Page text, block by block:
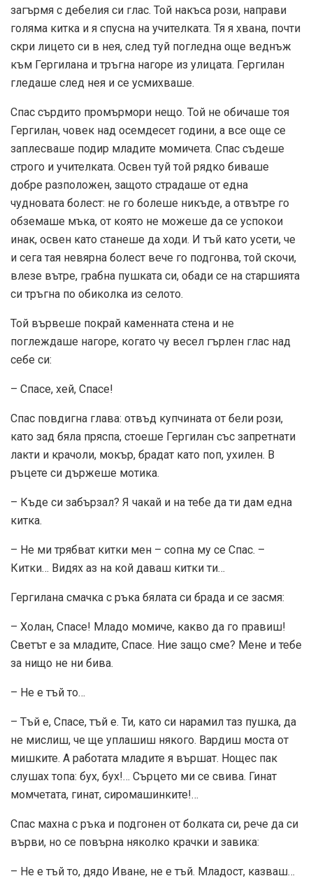
загърмя с дебелия си глас. Той накъса рози, направи
голяма китка и я спусна на учителката. Тя я хвана, почти
скри лицето си в нея, след туй погледна още веднъж
към Гергилана и тръгна нагоре из улицата. Гергилан
гледаше след нея и се усмихваше.
Спас сърдито промърмори нещо. Той не обичаше тоя
Гергилан, човек над осемдесет години, а все още се
заплесваше подир младите момичета. Спас съдеше
строго и учителката. Освен туй той рядко биваше
добре разположен, защото страдаше от една
чудновата болест: не го болеше никъде, а отвътре го
обземаше мъка, от която не можеше да се успокои
инак, освен като станеше да ходи. И тъй като усети, че
и сега тая невярна болест вече го подгонва, той скочи,
влезе вътре, грабна пушката си, обади се на старшията
си тръгна по обиколка из селото.
Той вървеше покрай каменната стена и не
поглеждаше нагоре, когато чу весел гърлен глас над
себе си:
– Спасе, хей, Спасе!
Спас повдигна глава: отвъд купчината от бели рози,
като зад бяла пряспа, стоеше Гергилан със запретнати
лакти и крачоли, мокър, брадат като поп, ухилен. В
ръцете си държеше мотика.
– Къде си забързал? Я чакай и на тебе да ти дам една
китка.
– Не ми трябват китки мен – сопна му се Спас. –
Китки… Видях аз на кой даваш китки ти…
Гергилана смачка с ръка бялата си брада и се засмя:
– Холан, Спасе! Младо момиче, какво да го правиш!
Светът е за младите, Спасе. Ние защо сме? Мене и тебе
за нищо не ни бива.
– Не е тъй то…
– Тъй е, Спасе, тъй е. Ти, като си нарамил таз пушка, да
не мислиш, че ще уплашиш някого. Вардиш моста от
мишките. А работата младите я вършат. Нощес пак
слушах топа: бух, бух!… Сърцето ми се свива. Гинат
момчетата, гинат, сиромашинките!…
Спас махна с ръка и подгонен от болката си, рече да си
върви, но се повърна няколко крачки и завика:
– Не е тъй то, дядо Иване, не е тъй. Младост, казваш…